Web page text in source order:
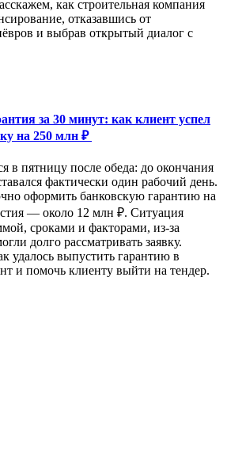
как строительная компания
отказавшись от
и выбрав открытый диалог с
за 30 минут: как клиент успел
на 250 млн ₽
в пятницу после обеда: до окончания
фактически один рабочий день.
оформить банковскую гарантию на
— около 12 млн ₽. Ситуация
сроками и факторами, из-за
долго рассматривать заявку.
удалось выпустить гарантию в
и помочь клиенту выйти на тендер.